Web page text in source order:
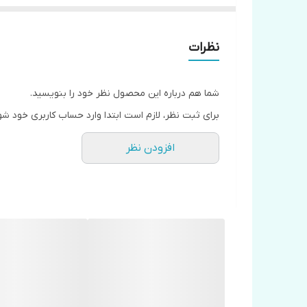
نظرات
شما هم درباره این محصول نظر خود را بنویسید.
برای ثبت نظر، لازم است ابتدا وارد حساب کاربری خود
افزودن نظر